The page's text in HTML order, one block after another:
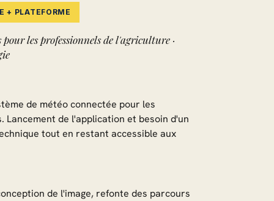
+ PLATEFORME
les professionnels de l'agriculture ·
de météo connectée pour les
de l'application et besoin d'un
tout en restant accessible aux
de l'image, refonte des parcours